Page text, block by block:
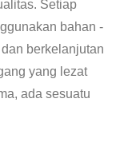
Setiap
bahan -
berkelanjutan
yang lezat
ada sesuatu